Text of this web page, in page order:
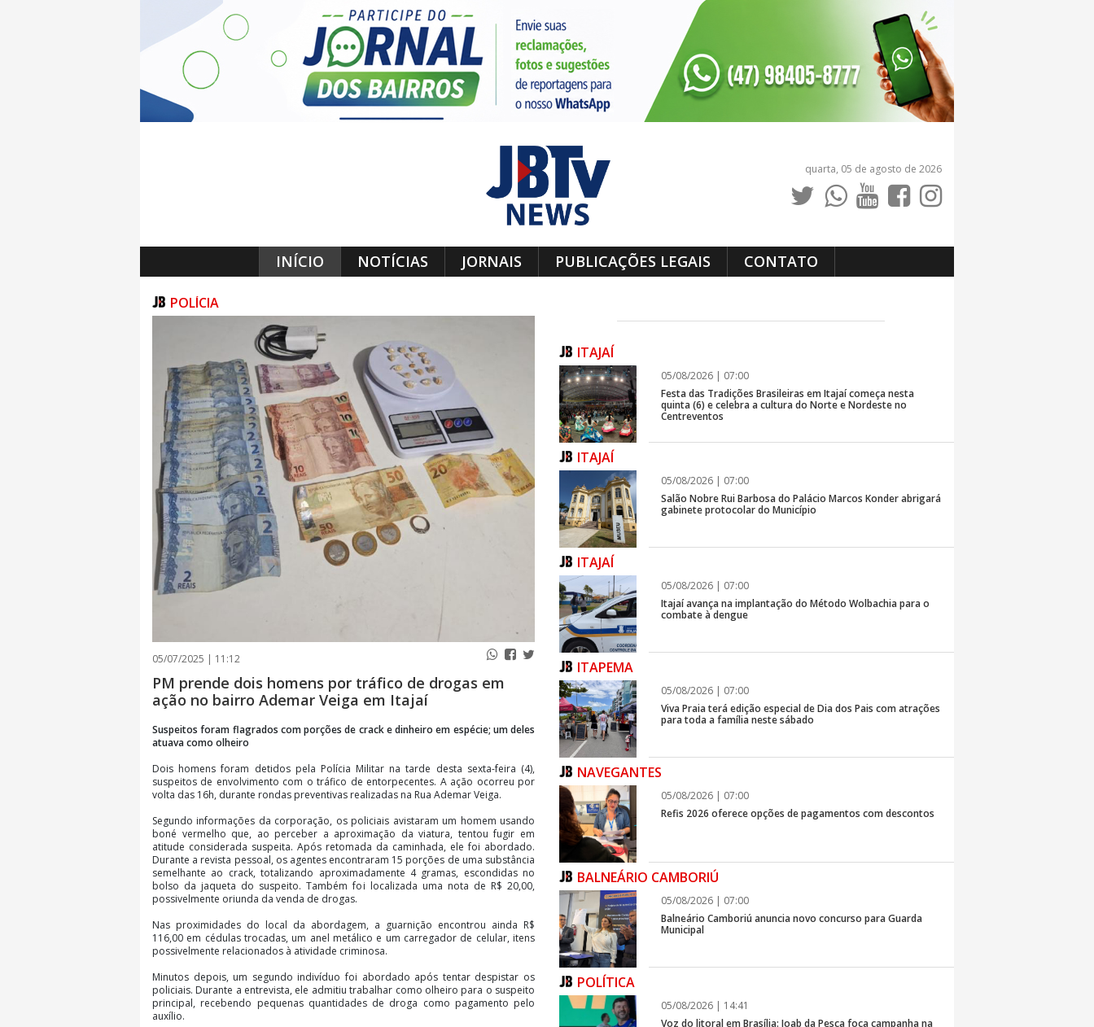
quarta, 05 de agosto de 2026
INÍCIO NOTÍCIAS JORNAIS PUBLICAÇÕES LEGAIS CONTATO
POLÍCIA
05/07/2025 | 11:12
PM prende dois homens por tráfico de drogas em
ação no bairro Ademar Veiga em Itajaí
Suspeitos foram flagrados com porções de crack e dinheiro em espécie; um deles
atuava como olheiro
Dois homens foram detidos pela Polícia Militar na tarde desta sexta-feira (4),
suspeitos de envolvimento com o tráfico de entorpecentes. A ação ocorreu por
volta das 16h, durante rondas preventivas realizadas na Rua Ademar Veiga.
Segundo informações da corporação, os policiais avistaram um homem usando
boné vermelho que, ao perceber a aproximação da viatura, tentou fugir em
atitude considerada suspeita. Após retomada da caminhada, ele foi abordado.
Durante a revista pessoal, os agentes encontraram 15 porções de uma substância
semelhante ao crack, totalizando aproximadamente 4 gramas, escondidas no
bolso da jaqueta do suspeito. Também foi localizada uma nota de R$ 20,00,
possivelmente oriunda da venda de drogas.
Nas proximidades do local da abordagem, a guarnição encontrou ainda R$
116,00 em cédulas trocadas, um anel metálico e um carregador de celular, itens
possivelmente relacionados à atividade criminosa.
Minutos depois, um segundo indivíduo foi abordado após tentar despistar os
policiais. Durante a entrevista, ele admitiu trabalhar como olheiro para o suspeito
principal, recebendo pequenas quantidades de droga como pagamento pelo
auxílio.
ITAJAÍ
05/08/2026 | 07:00
Festa das Tradições Brasileiras em Itajaí começa nesta
quinta (6) e celebra a cultura do Norte e Nordeste no
Centreventos
ITAJAÍ
05/08/2026 | 07:00
Salão Nobre Rui Barbosa do Palácio Marcos Konder abrigará
gabinete protocolar do Município
ITAJAÍ
05/08/2026 | 07:00
Itajaí avança na implantação do Método Wolbachia para o
combate à dengue
ITAPEMA
05/08/2026 | 07:00
Viva Praia terá edição especial de Dia dos Pais com atrações
para toda a família neste sábado
NAVEGANTES
05/08/2026 | 07:00
Refis 2026 oferece opções de pagamentos com descontos
BALNEÁRIO CAMBORIÚ
05/08/2026 | 07:00
Balneário Camboriú anuncia novo concurso para Guarda
Municipal
POLÍTICA
05/08/2026 | 14:41
Voz do litoral em Brasília: Joab da Pesca foca campanha na